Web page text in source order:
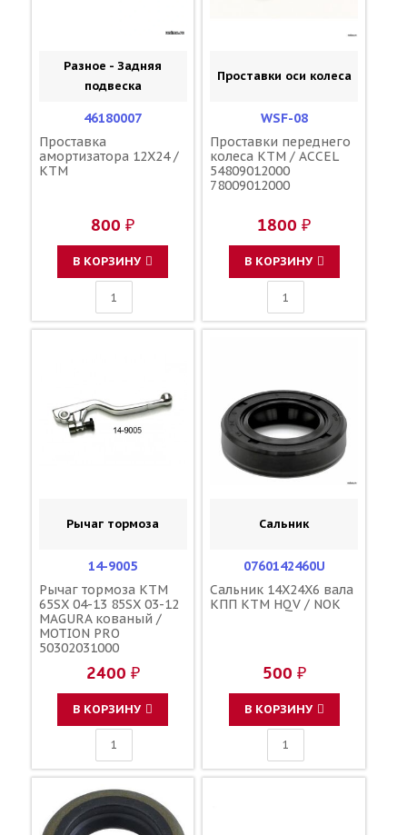
Разное - Задняя
подвеска
46180007
Проставка
амортизатора 12X24 /
KTM
800 ₽
В КОРЗИНУ
Проставки оси колеса
WSF-08
Проставки переднего
колеса KTM / ACCEL
54809012000
78009012000
1800 ₽
В КОРЗИНУ
Рычаг тормоза
14-9005
Рычаг тормоза KTM
65SX 04-13 85SX 03-12
MAGURA кованый /
MOTION PRO
50302031000
2400 ₽
В КОРЗИНУ
Сальник
0760142460U
Сальник 14X24X6 вала
КПП KTM HQV / NOK
500 ₽
В КОРЗИНУ